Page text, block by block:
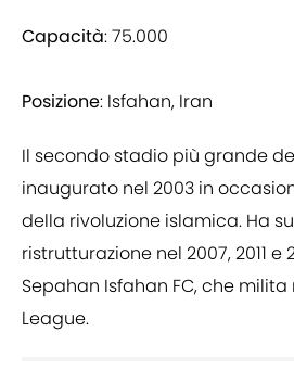
Capacità: 75.000
Posizione: Isfahan, Iran
Il secondo stadio più grande
inaugurato nel 2003 in
della rivoluzione islamica. Ha
ristrutturazione nel 2007, 2011 e
Sepahan Isfahan FC, che milita
League.